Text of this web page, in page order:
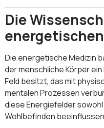
Die
Die energetische Medizin
der menschliche Körper
Feld besitzt, das mit
mentalen Prozessen
diese Energiefelder
Wohlbefinden